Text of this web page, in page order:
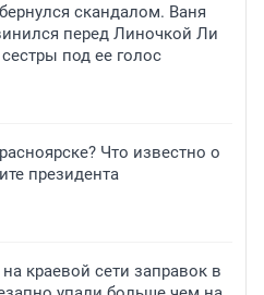
скандалом. Ваня
перед Линочкой Ли
под ее голос
Что известно о
президента
краевой сети заправок в